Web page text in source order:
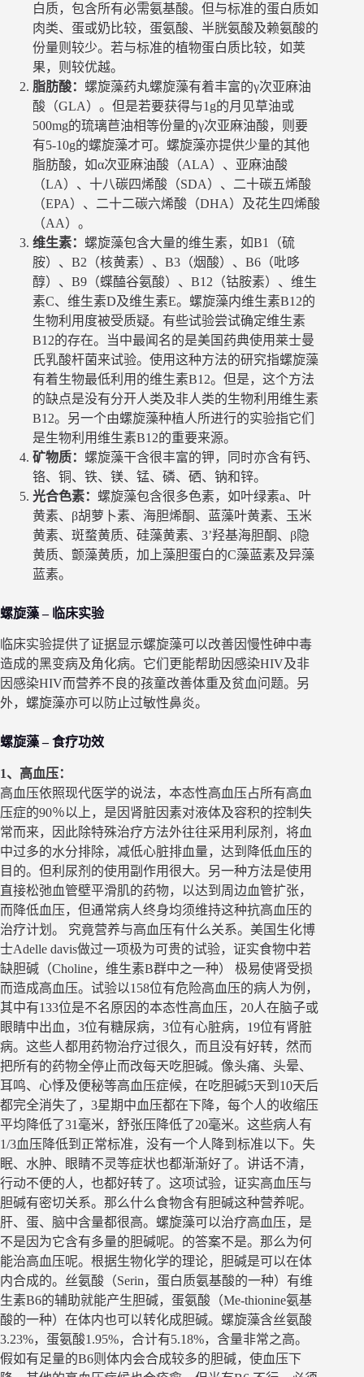
白质，包含所有必需氨基酸。但与标准的蛋白质如
肉类、蛋或奶比较，蛋氨酸、半胱氨酸及赖氨酸的
份量则较少。若与标准的植物蛋白质比较，如荚
果，则较优越。
脂肪酸： 螺旋藻药丸螺旋藻有着丰富的γ次亚麻油
酸（GLA）。但是若要获得与1g的月见草油或
500mg的琉璃苣油相等份量的γ次亚麻油酸，则要
有5-10g的螺旋藻才可。螺旋藻亦提供少量的其他
脂肪酸，如α次亚麻油酸（ALA）、亚麻油酸
（LA）、十八碳四烯酸（SDA）、二十碳五烯酸
（EPA）、二十二碳六烯酸（DHA）及花生四烯酸
（AA）。
维生素： 螺旋藻包含大量的维生素，如B1（硫
胺）、B2（核黄素）、B3（烟酸）、B6（吡哆
醇）、B9（蝶醘谷氨酸）、B12（钴胺素）、维生
素C、维生素D及维生素E。螺旋藻内维生素B12的
生物利用度被受质疑。有些试验尝试确定维生素
B12的存在。当中最闻名的是美国药典使用莱士曼
氏乳酸杆菌来试验。使用这种方法的研究指螺旋藻
有着生物最低利用的维生素B12。但是，这个方法
的缺点是没有分开人类及非人类的生物利用维生素
B12。另一个由螺旋藻种植人所进行的实验指它们
是生物利用维生素B12的重要来源。
矿物质： 螺旋藻干含很丰富的钾，同时亦含有钙、
铬、铜、铁、镁、锰、磷、硒、钠和锌。
光合色素： 螺旋藻包含很多色素，如叶绿素a、叶
黄素、β胡萝卜素、海胆烯酮、蓝藻叶黄素、玉米
黄素、斑蝥黄质、硅藻黄素、3’羟基海胆酮、β隐
黄质、颤藻黄质，加上藻胆蛋白的C藻蓝素及异藻
蓝素。
螺旋藻 – 临床实验
临床实验提供了证据显示螺旋藻可以改善因慢性砷中毒
造成的黑变病及角化病。它们更能帮助因感染HIV及非
因感染HIV而营养不良的孩童改善体重及贫血问题。另
外，螺旋藻亦可以防止过敏性鼻炎。
螺旋藻 – 食疗功效
1、高血压：
高血压依照现代医学的说法，本态性高血压占所有高血
压症的90％以上，是因肾脏因素对液体及容积的控制失
常而来，因此除特殊治疗方法外往往采用利尿剂，将血
中过多的水分排除，减低心脏排血量，达到降低血压的
目的。但利尿剂的使用副作用很大。另一种方法是使用
直接松弛血管壁平滑肌的药物，以达到周边血管扩张，
而降低血压，但通常病人终身均须维持这种抗高血压的
治疗计划。 究竟营养与高血压有什么关系。美国生化博
士Adelle davis做过一项极为可贵的试验，证实食物中若
缺胆碱（Choline，维生素B群中之一种） 极易使肾受损
而造成高血压。试验以158位有危险高血压的病人为例，
其中有133位是不名原因的本态性高血压，20人在脑子或
眼睛中出血，3位有糖尿病，3位有心脏病，19位有肾脏
病。这些人都用药物治疗过很久，而且没有好转，然而
把所有的药物全停止而改每天吃胆碱。像头痛、头晕、
耳鸣、心悸及便秘等高血压症候，在吃胆碱5天到10天后
都完全消失了，3星期中血压都在下降，每个人的收缩压
平均降低了31毫米，舒张压降低了20毫米。这些病人有
1/3血压降低到正常标准，没有一个人降到标准以下。失
眠、水肿、眼睛不灵等症状也都渐渐好了。讲话不清，
行动不便的人，也都好转了。这项试验，证实高血压与
胆碱有密切关系。那么什么食物含有胆碱这种营养呢。
肝、蛋、脑中含量都很高。螺旋藻可以治疗高血压，是
不是因为它含有多量的胆碱呢。的答案不是。那么为何
能治高血压呢。根据生物化学的理论，胆碱是可以在体
内合成的。丝氨酸（Serin，蛋白质氨基酸的一种）有维
生素B6的辅助就能产生胆碱，蛋氨酸（Me-thionine氨基
酸的一种）在体内也可以转化成胆碱。螺旋藻含丝氨酸
3.23%，蛋氨酸1.95%，合计有5.18%，含量非常之高。
假如有足量的B6则体内会合成较多的胆碱，使血压下